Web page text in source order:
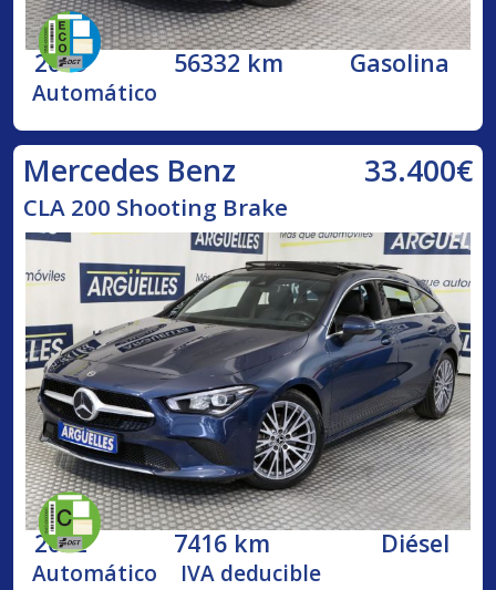
2019 56332 km Gasolina
Automático
Mercedes Benz 33.400€
CLA 200 Shooting Brake
2022 7416 km Diésel
Automático IVA deducible